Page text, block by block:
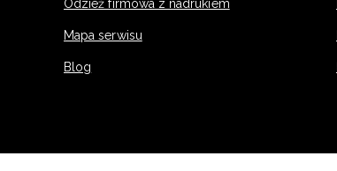
Odzież firmowa z nadrukiem
Mapa serwisu
Blog